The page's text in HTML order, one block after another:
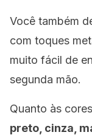
Você também
com toques
muito fácil de
segunda mão.
Quanto às
preto, cinza,